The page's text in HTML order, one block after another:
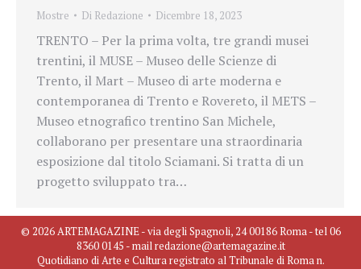
Mostre Di Redazione Dicembre 18, 2023
TRENTO – Per la prima volta, tre grandi musei
trentini, il MUSE – Museo delle Scienze di
Trento, il Mart – Museo di arte moderna e
contemporanea di Trento e Rovereto, il METS –
Museo etnografico trentino San Michele,
collaborano per presentare una straordinaria
esposizione dal titolo Sciamani. Si tratta di un
progetto sviluppato tra…
© 2026 ARTEMAGAZINE - via degli Spagnoli, 24 00186 Roma - tel 06
8360 0145 - mail redazione@artemagazine.it
Quotidiano di Arte e Cultura registrato al Tribunale di Roma n.